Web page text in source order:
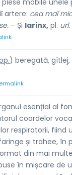
mobile unele
artere: cea maĭ
– Și larinx, pl. urĭ.
) beregată, gîtle
esențial al
coardelor
respiratorii, fiind
și trahee, în
din mai
în mișcare de